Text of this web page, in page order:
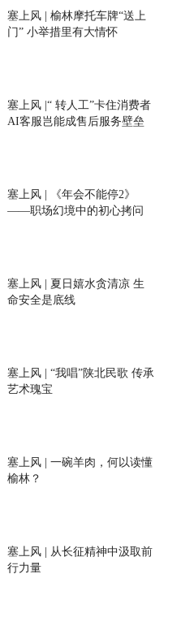
塞上风 | 榆林摩托车牌“送上
门” 小举措里有大情怀
塞上风 |“ 转人工”卡住消费者
AI客服岂能成售后服务壁垒
塞上风 | 《年会不能停2》
——职场幻境中的初心拷问
塞上风 | 夏日嬉水贪清凉 生
命安全是底线
塞上风 | “我唱”陕北民歌 传承
艺术瑰宝
塞上风 | 一碗羊肉，何以读懂
榆林？
塞上风 | 从长征精神中汲取前
行力量